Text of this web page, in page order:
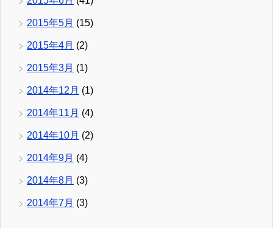
2015年5月 (15)
2015年4月 (2)
2015年3月 (1)
2014年12月 (1)
2014年11月 (4)
2014年10月 (2)
2014年9月 (4)
2014年8月 (3)
2014年7月 (3)